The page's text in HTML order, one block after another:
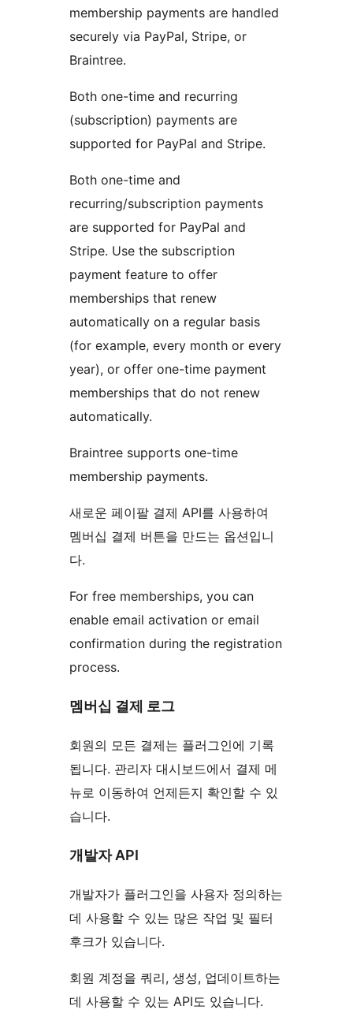
membership payments are handled
securely via PayPal, Stripe, or
Braintree.
Both one-time and recurring
(subscription) payments are
supported for PayPal and Stripe.
Both one-time and
recurring/subscription payments
are supported for PayPal and
Stripe. Use the subscription
payment feature to offer
memberships that renew
automatically on a regular basis
(for example, every month or every
year), or offer one-time payment
memberships that do not renew
automatically.
Braintree supports one-time
membership payments.
새로운 페이팔 결제 API를 사용하여
멤버십 결제 버튼을 만드는 옵션입니
다.
For free memberships, you can
enable email activation or email
confirmation during the registration
process.
멤버십 결제 로그
회원의 모든 결제는 플러그인에 기록
됩니다. 관리자 대시보드에서 결제 메
뉴로 이동하여 언제든지 확인할 수 있
습니다.
개발자 API
개발자가 플러그인을 사용자 정의하는
데 사용할 수 있는 많은 작업 및 필터
후크가 있습니다.
회원 계정을 쿼리, 생성, 업데이트하는
데 사용할 수 있는 API도 있습니다.